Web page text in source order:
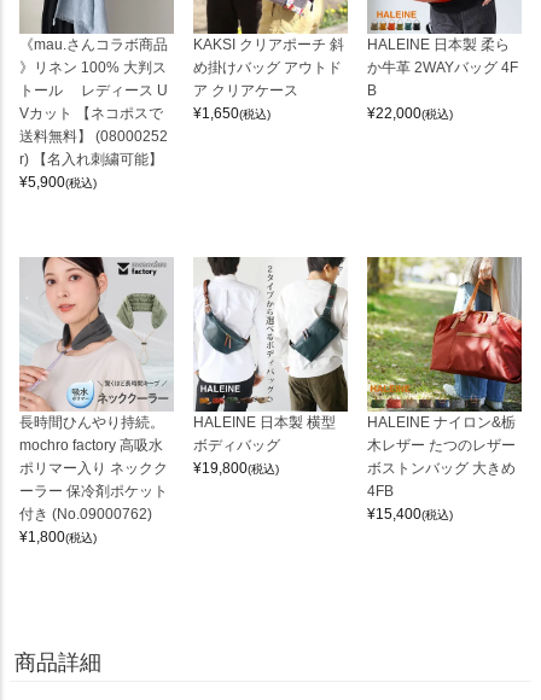
《mau.さんコラボ商品
》リネン 100% 大判ス
トール レディース U
Vカット 【ネコポスで
送料無料】 (08000252
r) 【名入れ刺繍可能】
¥5,900(税込)
KAKSI クリアポーチ 斜
め掛けバッグ アウトド
ア クリアケース
¥1,650(税込)
HALEINE 日本製 柔ら
か牛革 2WAYバッグ 4F
B
¥22,000(税込)
長時間ひんやり持続。
mochro factory 高吸水
ポリマー入り ネックク
ーラー 保冷剤ポケット
付き (No.09000762)
¥1,800(税込)
HALEINE 日本製 横型
ボディバッグ
¥19,800(税込)
HALEINE ナイロン&栃
木レザー たつのレザー
ボストンバッグ 大きめ
4FB
¥15,400(税込)
商品詳細